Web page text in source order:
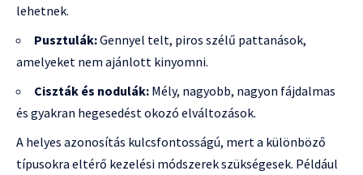
lehetnek.
Pusztulák:Gennyel telt, piros szélű pattanások,
amelyeket nem ajánlott kinyomni.
Ciszták és nodulák: Mély, nagyobb, nagyon fájdalmas
és gyakran hegesedést okozó elváltozások.
A helyes azonosítás kulcsfontosságú, mert a különböző
típusokra eltérő kezelési módszerek szükségesek. Például